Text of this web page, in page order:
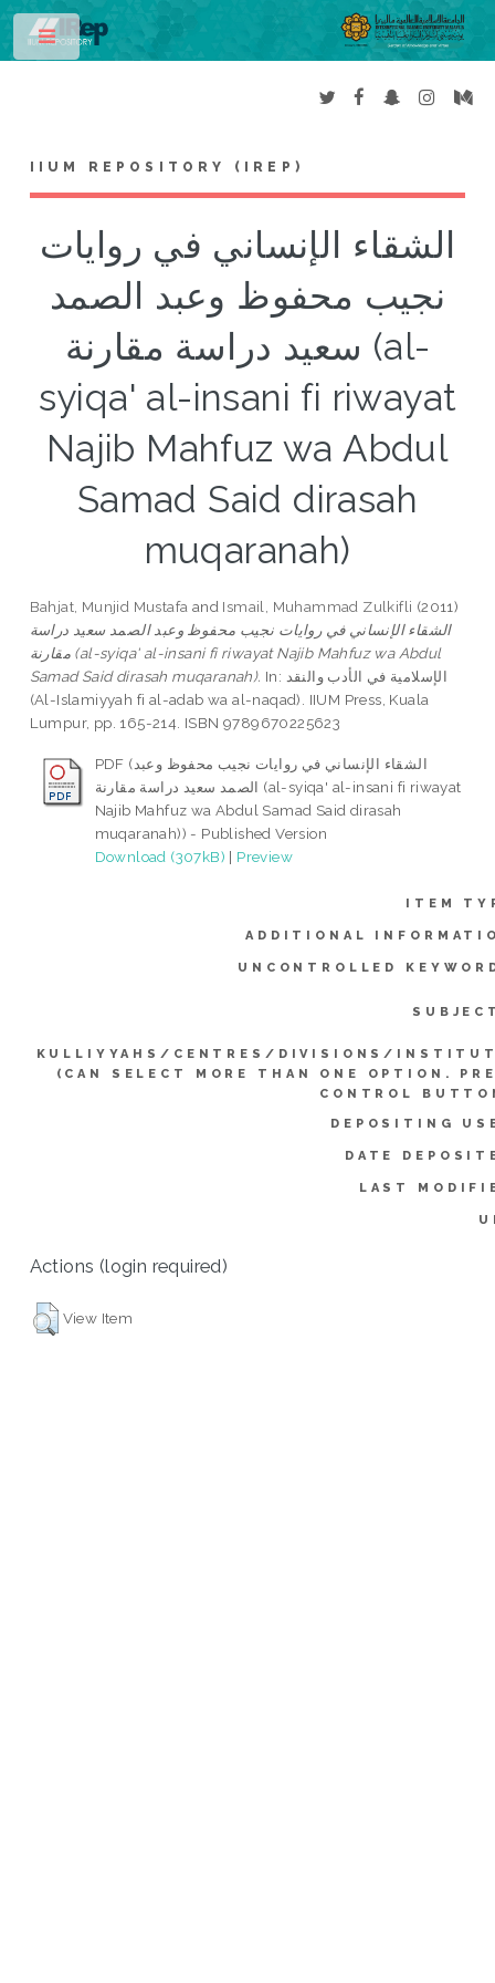
IIUM REPOSITORY (IREP)
الشقاء الإنساني في روايات
نجيب محفوظ وعبد الصمد
سعيد دراسة مقارنة (al-
syiqa' al-insani fi riwayat
Najib Mahfuz wa Abdul
Samad Said dirasah
muqaranah)
Bahjat, Munjid Mustafa and Ismail, Muhammad Zulkifli (2011)
الشقاء الإنساني في روايات نجيب محفوظ وعبد الصمد سعيد دراسة
مقارنة (al-syiqa' al-insani fi riwayat Najib Mahfuz wa Abdul
Samad Said dirasah muqaranah). In: الإسلامية في الأدب والنقد
(Al-Islamiyyah fi al-adab wa al-naqad). IIUM Press, Kuala
Lumpur, pp. 165-214. ISBN 9789670225623
PDF (الشقاء الإنساني في روايات نجيب محفوظ وعبد
الصمد سعيد دراسة مقارنة (al-syiqa' al-insani fi riwayat
Najib Mahfuz wa Abdul Samad Said dirasah
muqaranah)) - Published Version
Download (307kB) | Preview
ITEM
ADDITIONAL
UNCONTROLLED
KULLIYYAHS/CENTRES/DIVISIONS/
(CAN SELECT MORE THAN ONE OPTION.
CONTROL
DEPOSITING
DATE
LAST
Actions (login required)
View Item
Toggle